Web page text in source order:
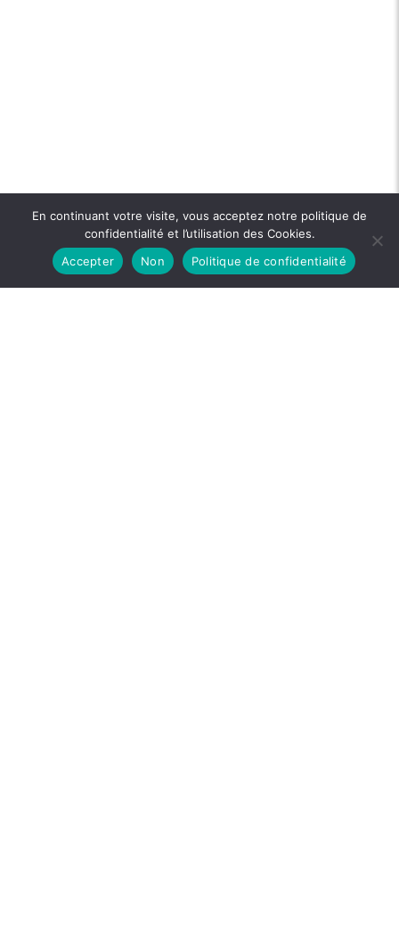
En continuant votre visite, vous acceptez notre politique de
confidentialité et l’utilisation des Cookies.
Accepter
Non Politique de confidentialité